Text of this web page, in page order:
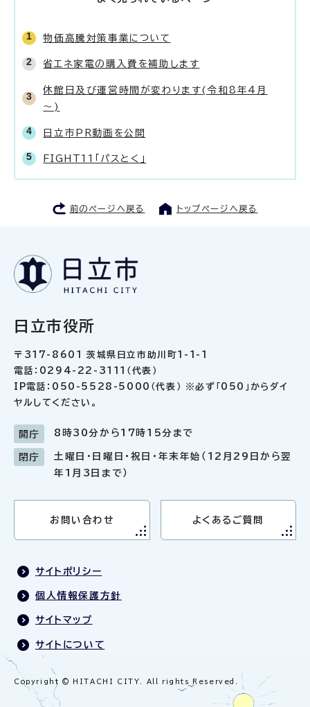
物価高騰対策事業について
省エネ家電の購入費を補助します
休館日及び運営時間が変わります(令和8年4月
～)
日立市PR動画を公開
FIGHT11「パスとく」
前のページへ戻る トップページへ戻る
日立市役所
〒317-8601 茨城県日立市助川町1-1-1
電話：0294-22-3111（代表）
IP電話：050-5528-5000（代表） ※必ず「050」からダイ
ヤルしてください。
開庁 8時30分から17時15分まで
閉庁
土曜日・日曜日・祝日・年末年始（12月29日から翌
年1月3日まで）
お問い合わせ よくあるご質問
サイトポリシー
個人情報保護方針
サイトマップ
サイトについて
Copyright © HITACHI CITY. All rights Reserved.